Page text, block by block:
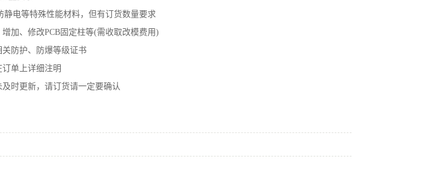
电等特殊性能材料，但有订货数量要求
加、修改PCB固定柱等(需收取改模费用)
防护、防爆等级证书
单上详细注明
时更新，请订货请一定要确认